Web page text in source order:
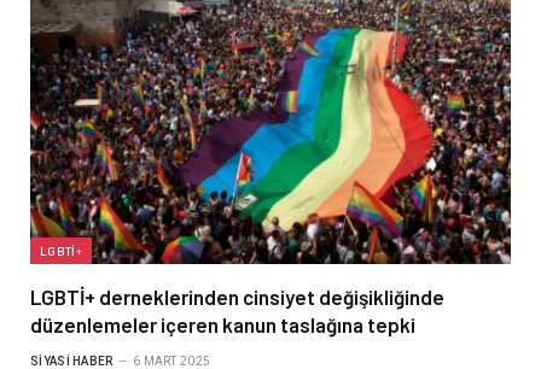
LGBTİ+
LGBTİ+ derneklerinden cinsiyet değişikliğinde
düzenlemeler içeren kanun taslağına tepki
SIYASI HABER 6 MART 2025